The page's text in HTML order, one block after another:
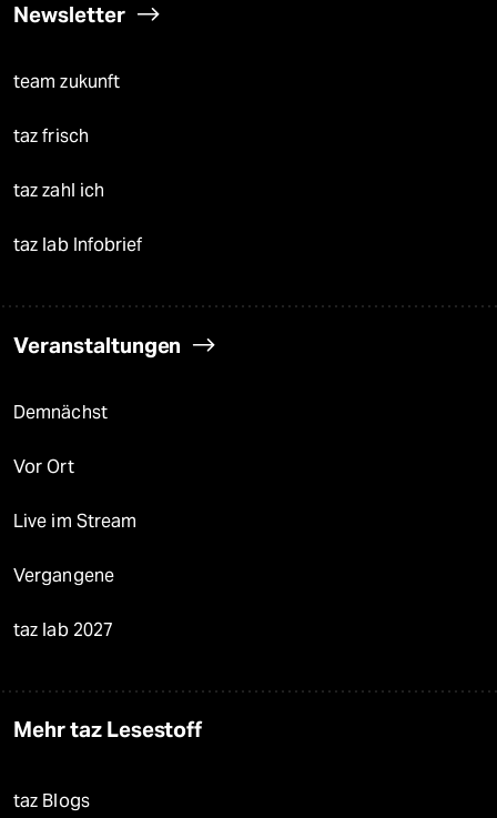
Newsletter
team zukunft
taz frisch
taz zahl ich
taz lab Infobrief
Veranstaltungen
Demnächst
Vor Ort
Live im Stream
Vergangene
taz lab 2027
Mehr taz Lesestoff
taz Blogs